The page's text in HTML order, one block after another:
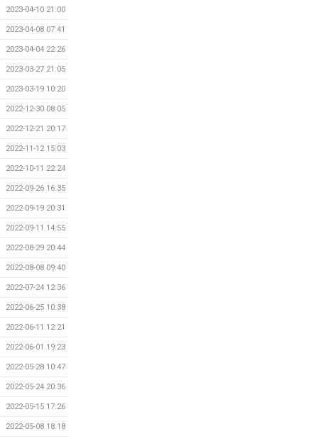
2023-04-10 21:00
2023-04-08 07:41
2023-04-04 22:26
2023-03-27 21:05
2023-03-19 10:20
2022-12-30 08:05
2022-12-21 20:17
2022-11-12 15:03
2022-10-11 22:24
2022-09-26 16:35
2022-09-19 20:31
2022-09-11 14:55
2022-08-29 20:44
2022-08-08 09:40
2022-07-24 12:36
2022-06-25 10:38
2022-06-11 12:21
2022-06-01 19:23
2022-05-28 10:47
2022-05-24 20:36
2022-05-15 17:26
2022-05-08 18:18